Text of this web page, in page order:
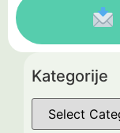
Kategorije